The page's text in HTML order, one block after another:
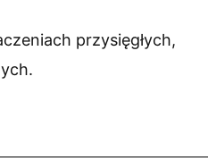
przysięgłych,